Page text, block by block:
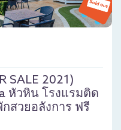
SALE 2021)
หัวหิน โรงแรมติด
สวยอลังการ ฟรี